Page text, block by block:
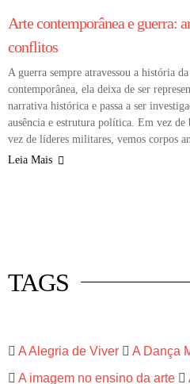
Arte contemporânea e guerra:
conflitos
A guerra sempre atravessou a história
contemporânea, ela deixa de ser
narrativa histórica e passa a ser
ausência e estrutura política. Em vez de
vez de líderes militares, vemos corpos
Leia Mais
TAGS
A Alegria de Viver
A Dança
A imagem no ensino da arte